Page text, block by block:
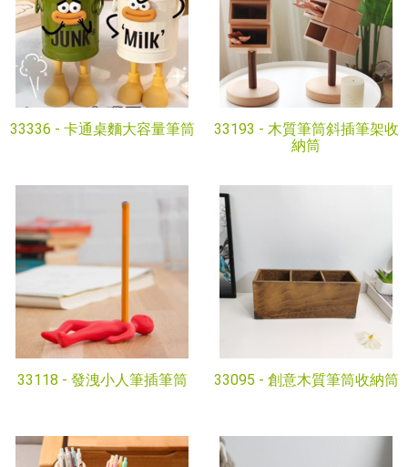
33336 - 卡通桌麵大容量筆筒 33193 - 木質筆筒斜插筆架收
納筒
33118 - 發洩小人筆插筆筒 33095 - 創意木質筆筒收納筒